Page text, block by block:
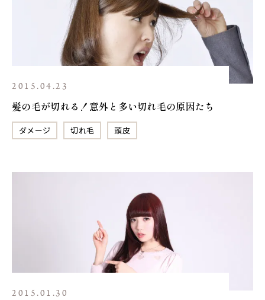
2015.04.23
髪の毛が切れる！意外と多い切れ毛の原因たち
ダメージ 切れ毛 頭皮
2015.01.30